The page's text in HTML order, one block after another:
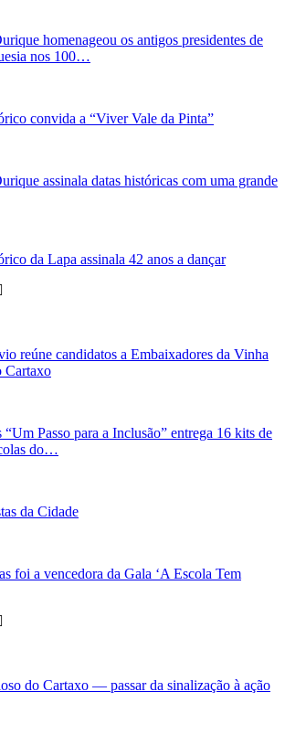
homenageou os antigos presidentes de
nos 100…
convida a “Viver Vale da Pinta”
assinala datas históricas com uma grande
da Lapa assinala 42 anos a dançar
reúne candidatos a Embaixadores da Vinha
Cartaxo
“Um Passo para a Inclusão” entrega 16 kits de
do…
da Cidade
foi a vencedora da Gala ‘A Escola Tem
do Cartaxo — passar da sinalização à ação